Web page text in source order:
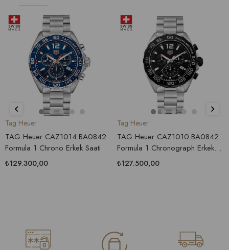
Tag Heuer
TAG Heuer CAZ1014.BA0842
Formula 1 Chrono Erkek Saati
₺129.300,00
Tag Heuer
TAG Heuer CAZ1010.BA0842
Formula 1 Chronograph Erkek
Saati
₺127.500,00